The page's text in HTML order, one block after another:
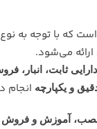
است که با توجه به
ارائه می‌شود.
ثابت، انبار،
و یکپارچه انجام
نصب، آموزش و فروش